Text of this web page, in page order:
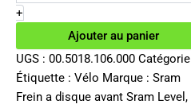
a
disque
Sram
Level
+
Ajouter au panier
UGS : 00.5018.106.000
Étiquette : Vélo Marque : Sram
Frein a disque avant Sram